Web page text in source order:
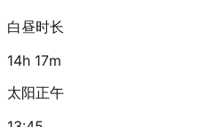
白昼时长
14h 17m
太阳正午